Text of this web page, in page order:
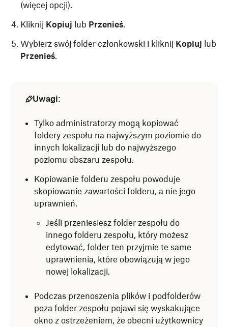
(więcej opcji).
Kliknij Kopiuj lub Przenieś.
Wybierz swój folder członkowski i kliknij Kopiuj lub
Przenieś.
Uwagi:
Tylko administratorzy mogą kopiować
foldery zespołu na najwyższym poziomie do
innych lokalizacji lub do najwyższego
poziomu obszaru zespołu.
Kopiowanie folderu zespołu powoduje
skopiowanie zawartości folderu, a nie jego
uprawnień.
Jeśli przeniesiesz folder zespołu do
innego folderu zespołu, który możesz
edytować, folder ten przyjmie te same
uprawnienia, które obowiązują w jego
nowej lokalizacji.
Podczas przenoszenia plików i podfolderów
poza folder zespołu pojawi się wyskakujące
okno z ostrzeżeniem, że obecni użytkownicy